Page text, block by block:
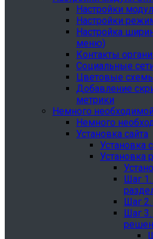
Настройки
Настройки
Настройка
меню)
Контакты
Социальные
Цветовые
Добавление
метрики
Немного
Немного
Установка сайта
Установка
Установка
Шаг
Шаг
Шаг 3.